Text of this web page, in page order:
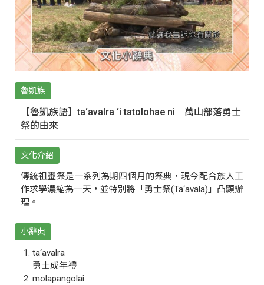
魯凱族
【魯凱族語】ta‘avalra ‘i tatolohae ni｜萬山部落勇士
祭的由來
文化介紹
傳統祖靈祭是一系列為期四個月的祭典，現今配合族人工
作求學濃縮為一天，並特別將「勇士祭(Ta‘avala)」凸顯辦
理。
小辭典
ta‘avalra
勇士成年禮
molapangolai